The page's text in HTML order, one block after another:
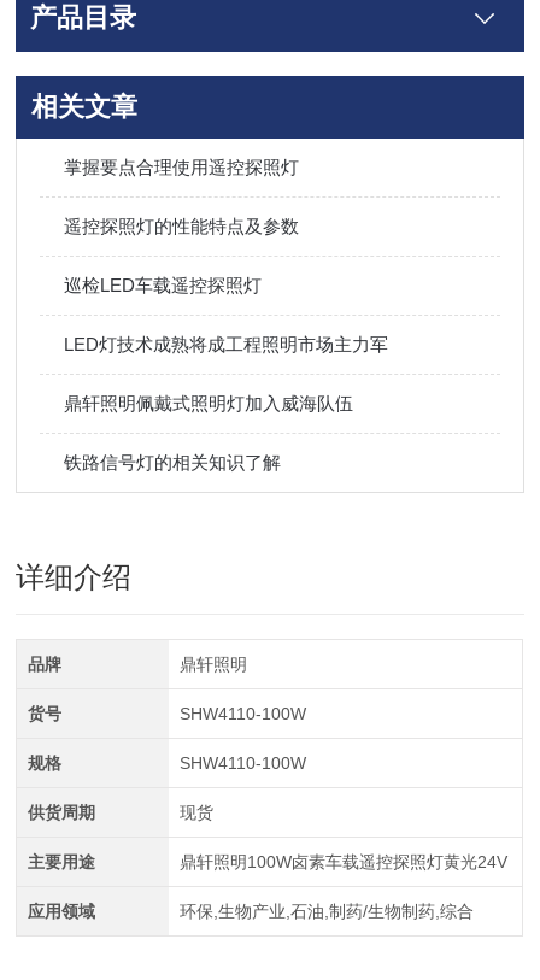
产品目录
相关文章
掌握要点合理使用遥控探照灯
遥控探照灯的性能特点及参数
巡检LED车载遥控探照灯
LED灯技术成熟将成工程照明市场主力军
鼎轩照明佩戴式照明灯加入威海队伍
铁路信号灯的相关知识了解
详细介绍
品牌 鼎轩照明
货号 SHW4110-100W
规格 SHW4110-100W
供货周期 现货
主要用途 鼎轩照明100W卤素车载遥控探照灯黄光24V
应用领域 环保,生物产业,石油,制药/生物制药,综合